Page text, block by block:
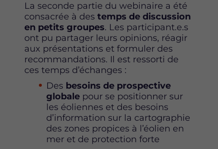
La seconde partie du webinaire a été
consacrée à des temps de discussion
en petits groupes. Les participant.e.s
ont pu partager leurs opinions, réagir
aux présentations et formuler des
recommandations. Il est ressorti de
ces temps d’échanges :
Des besoins de prospective
globale pour se positionner sur
les éoliennes et des besoins
d’information sur la cartographie
des zones propices à l’éolien en
mer et de protection forte